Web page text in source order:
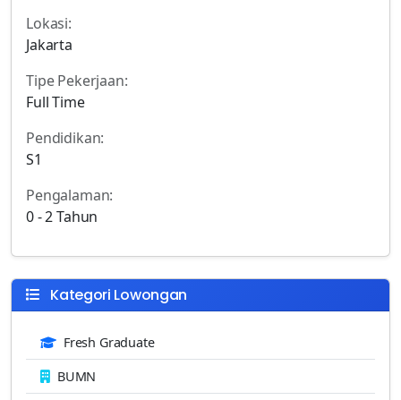
Lokasi:
Jakarta
Tipe Pekerjaan:
Full Time
Pendidikan:
S1
Pengalaman:
0 - 2 Tahun
Kategori Lowongan
Fresh Graduate
BUMN